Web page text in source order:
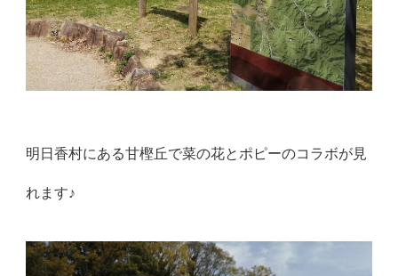
明日香村にある甘樫丘で菜の花とポピーのコラボが見
れます♪